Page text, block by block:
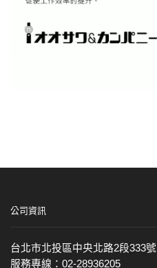
公司資訊
台北市北投區中央北路2段333號
服務專線：02-28936205